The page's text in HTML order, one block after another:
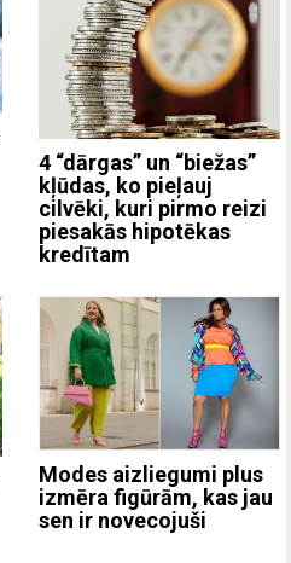
4 “dārgas” un “biežas”
kļūdas, ko pieļauj
cilvēki, kuri pirmo reizi
piesakās hipotēkas
kredītam
Modes aizliegumi plus
izmēra figūrām, kas jau
sen ir novecojuši